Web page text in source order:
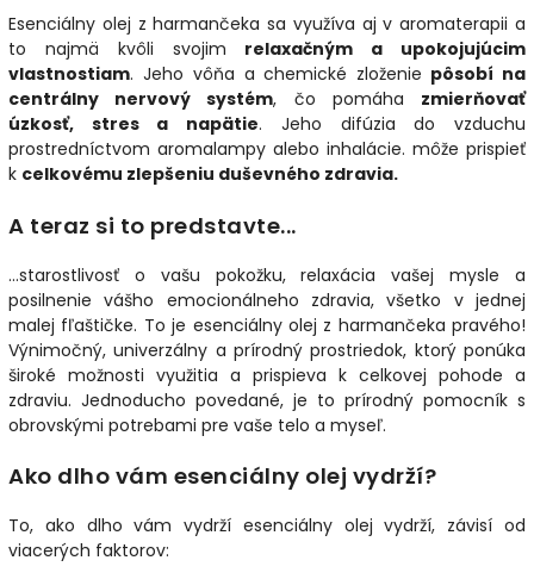
Esenciálny olej z harmančeka sa využíva aj v aromaterapii a
to najmä kvôli svojim relaxačným a upokojujúcim
vlastnostiam. Jeho vôňa a chemické zloženie pôsobí na
centrálny nervový systém, čo pomáha zmierňovať
úzkosť, stres a napätie. Jeho difúzia do vzduchu
prostredníctvom aromalampy alebo inhalácie. môže prispieť
k celkovému zlepšeniu duševného zdravia.
A teraz si to predstavte...
...starostlivosť o vašu pokožku, relaxácia vašej mysle a
posilnenie vášho emocionálneho zdravia, všetko v jednej
malej fľaštičke. To je esenciálny olej z harmančeka pravého!
Výnimočný, univerzálny a prírodný prostriedok, ktorý ponúka
široké možnosti využitia a prispieva k celkovej pohode a
zdraviu. Jednoducho povedané, je to prírodný pomocník s
obrovskými potrebami pre vaše telo a myseľ.
Ako dlho vám esenciálny olej vydrží?
To, ako dlho vám vydrží esenciálny olej vydrží, závisí od
viacerých faktorov: